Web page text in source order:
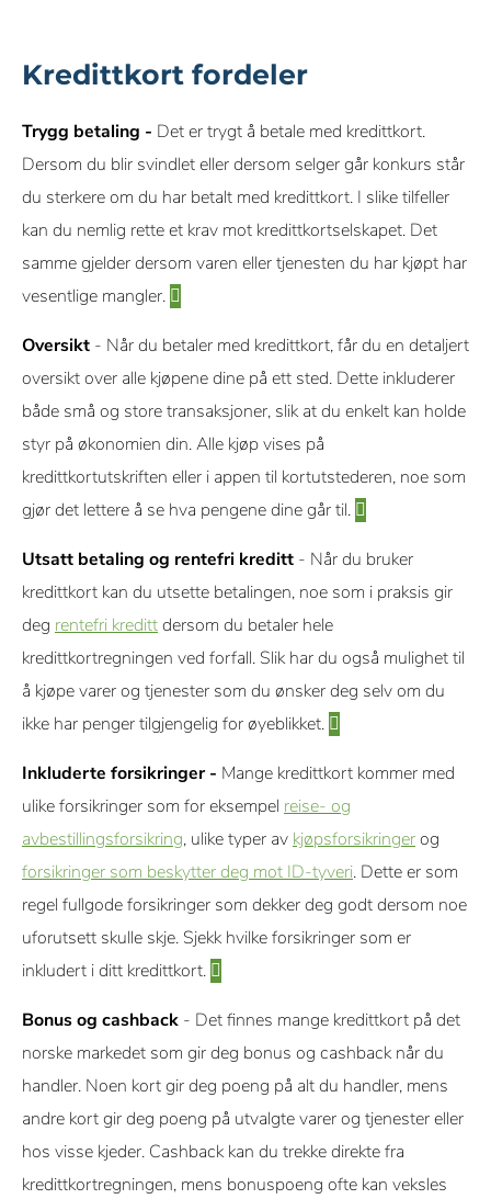
Kredittkort fordeler
Trygg betaling - Det er trygt å betale med kredittkort.
Dersom du blir svindlet eller dersom selger går konkurs står
du sterkere om du har betalt med kredittkort. I slike tilfeller
kan du nemlig rette et krav mot kredittkortselskapet. Det
samme gjelder dersom varen eller tjenesten du har kjøpt har
vesentlige mangler.
Oversikt - Når du betaler med kredittkort, får du en detaljert
oversikt over alle kjøpene dine på ett sted. Dette inkluderer
både små og store transaksjoner, slik at du enkelt kan holde
styr på økonomien din. Alle kjøp vises på
kredittkortutskriften eller i appen til kortutstederen, noe som
gjør det lettere å se hva pengene dine går til.
Utsatt betaling og rentefri kreditt - Når du bruker
kredittkort kan du utsette betalingen, noe som i praksis gir
deg rentefri kredittdersom du betaler hele
kredittkortregningen ved forfall. Slik har du også mulighet til
å kjøpe varer og tjenester som du ønsker deg selv om du
ikke har penger tilgjengelig for øyeblikket.
Inkluderte forsikringer - Mange kredittkort kommer med
ulike forsikringer som for eksempel reise- og
avbestillingsforsikring, ulike typer av kjøpsforsikringerog
forsikringer som beskytter deg mot ID-tyveri. Dette er som
regel fullgode forsikringer som dekker deg godt dersom noe
uforutsett skulle skje. Sjekk hvilke forsikringer som er
inkludert i ditt kredittkort.
Bonus og cashback - Det finnes mange kredittkort på det
norske markedet som gir deg bonus og cashback når du
handler. Noen kort gir deg poeng på alt du handler, mens
andre kort gir deg poeng på utvalgte varer og tjenester eller
hos visse kjeder. Cashback kan du trekke direkte fra
kredittkortregningen, mens bonuspoeng ofte kan veksles